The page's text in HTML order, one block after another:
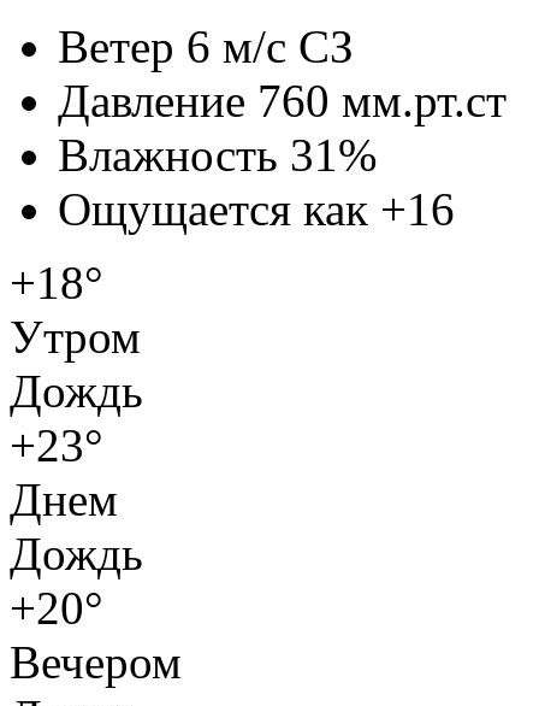
Ветер 6 м/с СЗ
Давление 760 мм.рт.ст
Влажность 31%
Ощущается как +16
+18°
Утром
Дождь
+23°
Днем
Дождь
+20°
Вечером